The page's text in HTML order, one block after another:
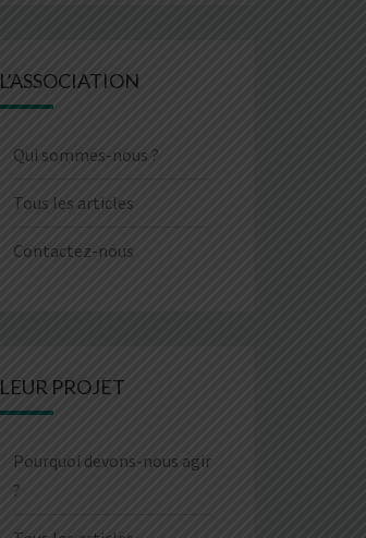
L’ASSOCIATION
Qui sommes-nous ?
Tous les articles
Contactez-nous
LEUR PROJET
Pourquoi devons-nous agir
?